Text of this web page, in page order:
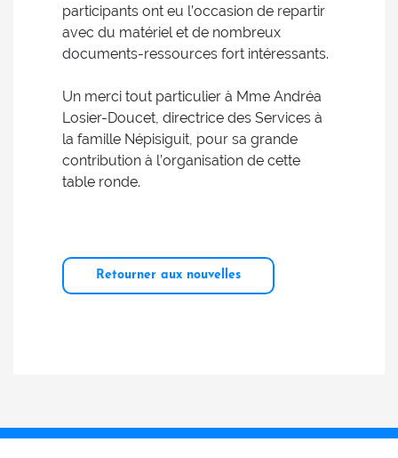
participants ont eu l’occasion de repartir
avec du matériel et de nombreux
documents-ressources fort intéressants.
Un merci tout particulier à Mme Andréa
Losier-Doucet, directrice des Services à
la famille Népisiguit, pour sa grande
contribution à l’organisation de cette
table ronde.
Retourner aux nouvelles